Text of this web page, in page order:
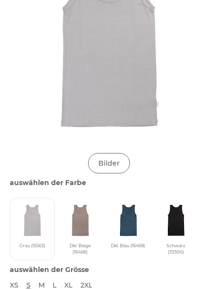
Bilder
auswählen der Farbe
Grau (15563)
Dkl. Beige
(16468)
Dkl. Blau (16469)
Schwarz
(33300)
auswählen der Grösse
XS
S M L XL
2XL